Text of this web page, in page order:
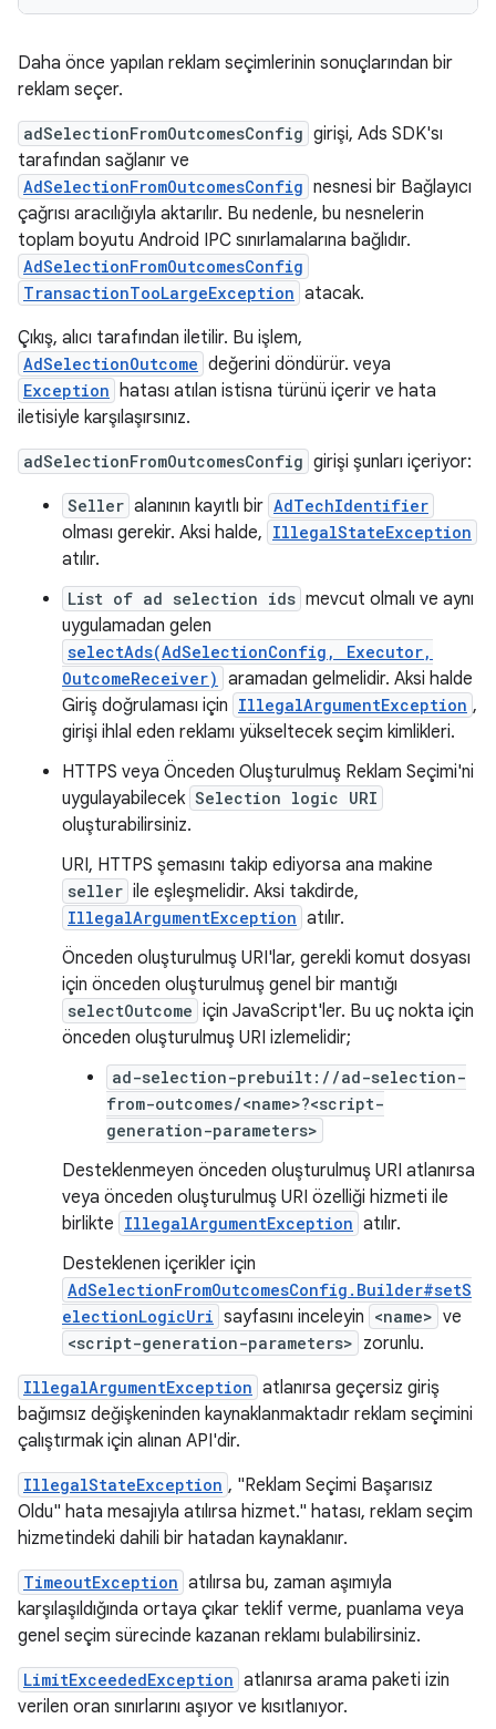
Daha önce yapılan reklam seçimlerinin sonuçlarından bir
reklam seçer.
adSelectionFromOutcomesConfig girişi, Ads SDK'sı
tarafından sağlanır ve
AdSelectionFromOutcomesConfig nesnesi bir Bağlayıcı
çağrısı aracılığıyla aktarılır. Bu nedenle, bu nesnelerin
toplam boyutu Android IPC sınırlamalarına bağlıdır.
AdSelectionFromOutcomesConfig
TransactionTooLargeException atacak.
Çıkış, alıcı tarafından iletilir. Bu işlem,
AdSelectionOutcome değerini döndürür. veya
Exception hatası atılan istisna türünü içerir ve hata
iletisiyle karşılaşırsınız.
adSelectionFromOutcomesConfig girişi şunları içeriyor:
Seller alanının kayıtlı bir AdTechIdentifier
olması gerekir. Aksi halde, IllegalStateException
atılır.
List of ad selection ids mevcut olmalı ve aynı
uygulamadan gelen
selectAds(AdSelectionConfig, Executor,
OutcomeReceiver) aramadan gelmelidir. Aksi halde
Giriş doğrulaması için IllegalArgumentException ,
girişi ihlal eden reklamı yükseltecek seçim kimlikleri.
HTTPS veya Önceden Oluşturulmuş Reklam Seçimi'ni
uygulayabilecek Selection logic URI
oluşturabilirsiniz.
URI, HTTPS şemasını takip ediyorsa ana makine
seller ile eşleşmelidir. Aksi takdirde,
IllegalArgumentException atılır.
Önceden oluşturulmuş URI'lar, gerekli komut dosyası
için önceden oluşturulmuş genel bir mantığı
selectOutcome için JavaScript'ler. Bu uç nokta için
önceden oluşturulmuş URI izlemelidir;
ad-selection-prebuilt://ad-selection-
from-outcomes/<name>?<script-
generation-parameters>
Desteklenmeyen önceden oluşturulmuş URI atlanırsa
veya önceden oluşturulmuş URI özelliği hizmeti ile
birlikte IllegalArgumentException atılır.
Desteklenen içerikler için
AdSelectionFromOutcomesConfig.Builder#setS
electionLogicUri sayfasını inceleyin <name> ve
<script-generation-parameters> zorunlu.
IllegalArgumentException atlanırsa geçersiz giriş
bağımsız değişkeninden kaynaklanmaktadır reklam seçimini
çalıştırmak için alınan API'dir.
IllegalStateException , "Reklam Seçimi Başarısız
Oldu" hata mesajıyla atılırsa hizmet." hatası, reklam seçim
hizmetindeki dahili bir hatadan kaynaklanır.
TimeoutException atılırsa bu, zaman aşımıyla
karşılaşıldığında ortaya çıkar teklif verme, puanlama veya
genel seçim sürecinde kazanan reklamı bulabilirsiniz.
LimitExceededException atlanırsa arama paketi izin
verilen oran sınırlarını aşıyor ve kısıtlanıyor.